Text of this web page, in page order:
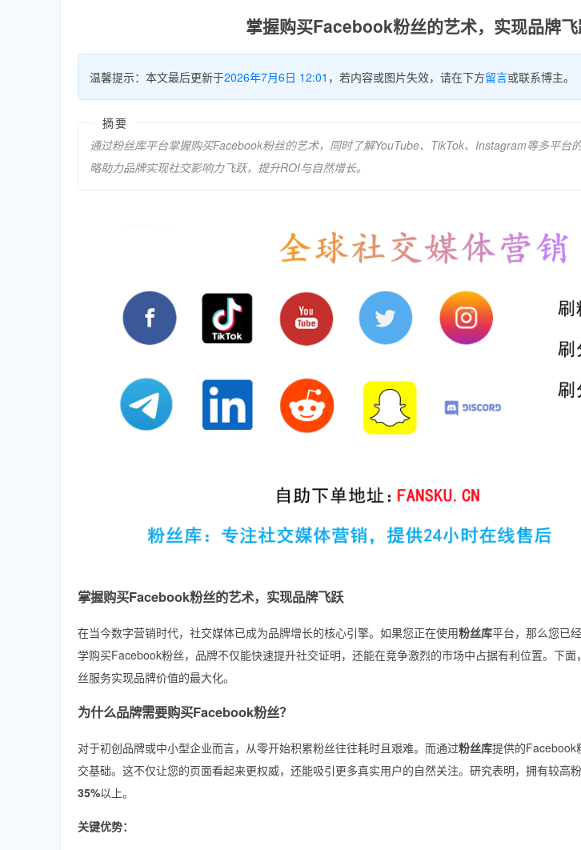
掌握购买Facebook粉丝的艺术，实现品牌
温馨提示：本文最后更新于2026年7月6日 12:01 ，若内容或图片失效，请在下方留言或联系博主。
摘要
通过粉丝库平台掌握购买Facebook粉丝的艺术，同时了解YouTube、TikTok、Instagram等多平台
略助力品牌实现社交影响力飞跃，提升ROI与自然增长。
掌握购买Facebook粉丝的艺术，实现品牌飞跃
在当今数字营销时代，社交媒体已成为品牌增长的核心引擎。如果您正在使用粉丝库平台，那么您已
学购买Facebook粉丝，品牌不仅能快速提升社交证明，还能在竞争激烈的市场中占据有利位置。下
丝服务实现品牌价值的最大化。
为什么品牌需要购买Facebook粉丝？
对于初创品牌或中小型企业而言，从零开始积累粉丝往往耗时且艰难。而通过粉丝库提供的Facebook
交基础。这不仅让您的页面看起来更权威，还能吸引更多真实用户的自然关注。研究表明，拥有较高
35%以上。
关键优势：